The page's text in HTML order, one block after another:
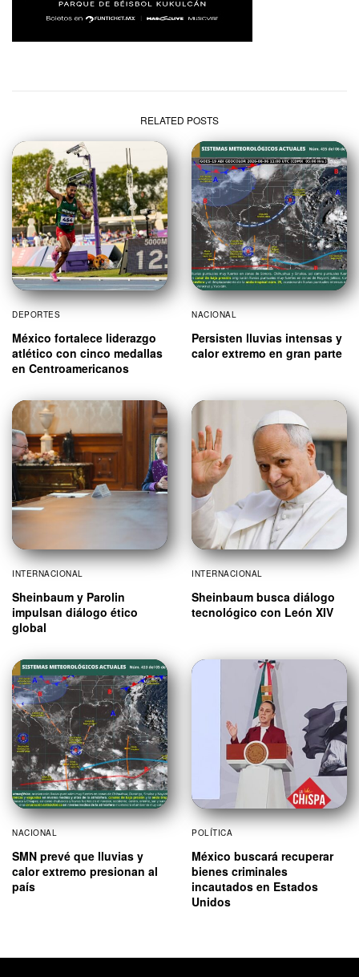
RELATED POSTS
DEPORTES
México fortalece liderazgo
atlético con cinco medallas
en Centroamericanos
NACIONAL
Persisten lluvias intensas y
calor extremo en gran parte
INTERNACIONAL
Sheinbaum y Parolin
impulsan diálogo ético
global
INTERNACIONAL
Sheinbaum busca diálogo
tecnológico con León XIV
NACIONAL
SMN prevé que lluvias y
calor extremo presionan al
país
POLÍTICA
México buscará recuperar
bienes criminales
incautados en Estados
Unidos